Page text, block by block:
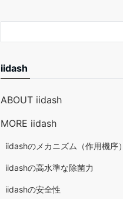
iidash
ABOUT iidash
MORE iidash
iidashのメカニズム（作用機序）
iidashの高水準な除菌力
iidashの安全性